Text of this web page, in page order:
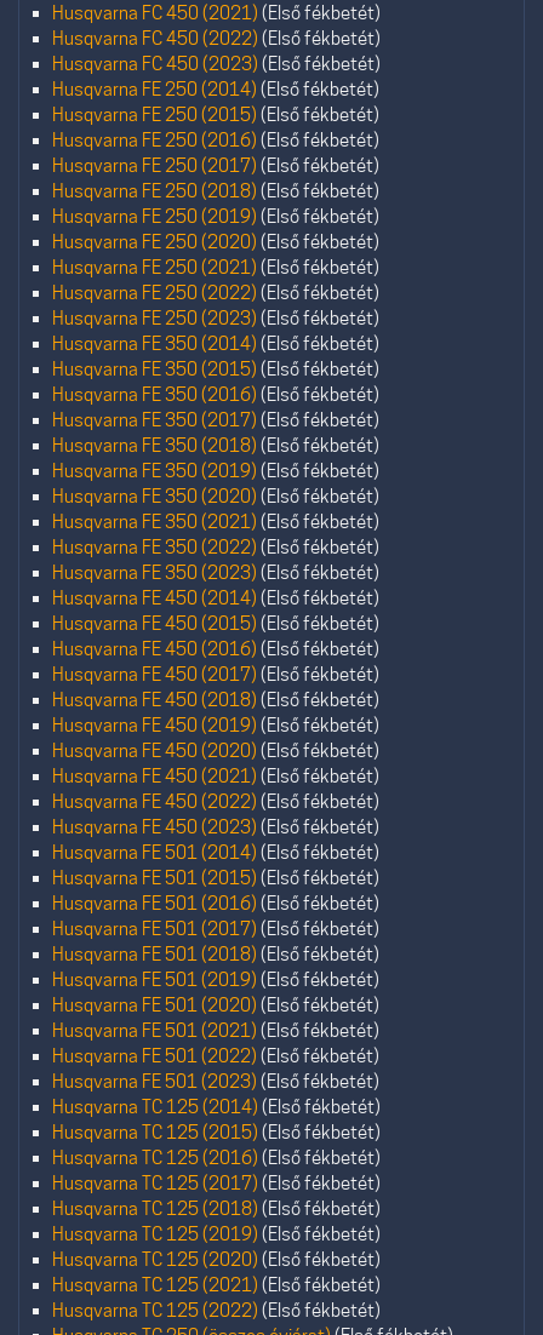
Husqvarna FC 450 (2021) (Első fékbetét)
Husqvarna FC 450 (2022) (Első fékbetét)
Husqvarna FC 450 (2023) (Első fékbetét)
Husqvarna FE 250 (2014) (Első fékbetét)
Husqvarna FE 250 (2015) (Első fékbetét)
Husqvarna FE 250 (2016) (Első fékbetét)
Husqvarna FE 250 (2017) (Első fékbetét)
Husqvarna FE 250 (2018) (Első fékbetét)
Husqvarna FE 250 (2019) (Első fékbetét)
Husqvarna FE 250 (2020) (Első fékbetét)
Husqvarna FE 250 (2021) (Első fékbetét)
Husqvarna FE 250 (2022) (Első fékbetét)
Husqvarna FE 250 (2023) (Első fékbetét)
Husqvarna FE 350 (2014) (Első fékbetét)
Husqvarna FE 350 (2015) (Első fékbetét)
Husqvarna FE 350 (2016) (Első fékbetét)
Husqvarna FE 350 (2017) (Első fékbetét)
Husqvarna FE 350 (2018) (Első fékbetét)
Husqvarna FE 350 (2019) (Első fékbetét)
Husqvarna FE 350 (2020) (Első fékbetét)
Husqvarna FE 350 (2021) (Első fékbetét)
Husqvarna FE 350 (2022) (Első fékbetét)
Husqvarna FE 350 (2023) (Első fékbetét)
Husqvarna FE 450 (2014) (Első fékbetét)
Husqvarna FE 450 (2015) (Első fékbetét)
Husqvarna FE 450 (2016) (Első fékbetét)
Husqvarna FE 450 (2017) (Első fékbetét)
Husqvarna FE 450 (2018) (Első fékbetét)
Husqvarna FE 450 (2019) (Első fékbetét)
Husqvarna FE 450 (2020) (Első fékbetét)
Husqvarna FE 450 (2021) (Első fékbetét)
Husqvarna FE 450 (2022) (Első fékbetét)
Husqvarna FE 450 (2023) (Első fékbetét)
Husqvarna FE 501 (2014) (Első fékbetét)
Husqvarna FE 501 (2015) (Első fékbetét)
Husqvarna FE 501 (2016) (Első fékbetét)
Husqvarna FE 501 (2017) (Első fékbetét)
Husqvarna FE 501 (2018) (Első fékbetét)
Husqvarna FE 501 (2019) (Első fékbetét)
Husqvarna FE 501 (2020) (Első fékbetét)
Husqvarna FE 501 (2021) (Első fékbetét)
Husqvarna FE 501 (2022) (Első fékbetét)
Husqvarna FE 501 (2023) (Első fékbetét)
Husqvarna TC 125 (2014) (Első fékbetét)
Husqvarna TC 125 (2015) (Első fékbetét)
Husqvarna TC 125 (2016) (Első fékbetét)
Husqvarna TC 125 (2017) (Első fékbetét)
Husqvarna TC 125 (2018) (Első fékbetét)
Husqvarna TC 125 (2019) (Első fékbetét)
Husqvarna TC 125 (2020) (Első fékbetét)
Husqvarna TC 125 (2021) (Első fékbetét)
Husqvarna TC 125 (2022) (Első fékbetét)